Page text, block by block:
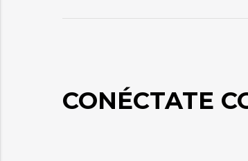
CONÉCTATE